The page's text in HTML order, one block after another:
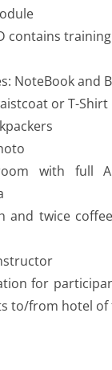
contains
NoteBook and
or T-Shirt
with full
and twice
for
to/from hotel of